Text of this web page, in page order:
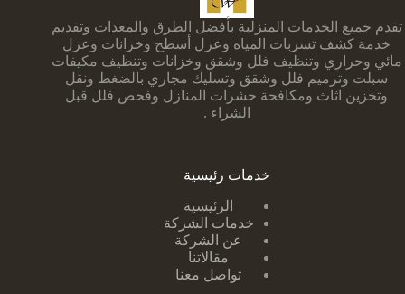
تقدم جميع الخدمات المنزلية بأفضل الطرق والمعدات وتقديم
خدمة كشف تسربات المياه وعزل أسطح وخزانات وعزل
مائي وحراري وتنظيف فلل وشقق وخزانات وتنظيف مكيفات
سبلت وترميم فلل وشقق وتسليك مجاري بالضغط ونقل
وتخزين اثاث ومكافحة حشرات المنازل وفحص فلل قبل
الشراء .
خدمات رئيسية
الرئيسية
خدمات الشركة
عن الشركة
مقالاتنا
تواصل معنا